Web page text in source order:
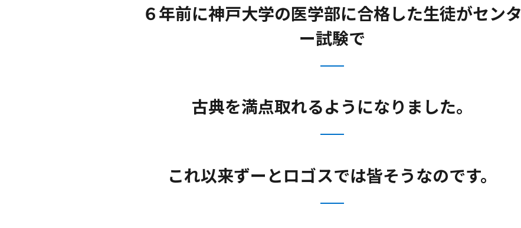
６年前に神戸大学の医学部に合格した生徒がセンタ
ー試験で
古典を満点取れるようになりました。
これ以来ずーとロゴスでは皆そうなのです。